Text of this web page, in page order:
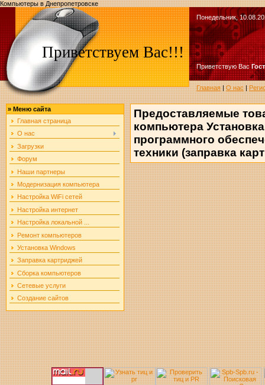
Компьютеры в Днепропетровске
Приветствуем Вас!!!
Понедельник,
Приветствую Вас
Главная|О нас|
» Меню сайта
Главная страница
О нас
Загрузки
Форум
Наши партнеры
Модернизация компьютера
Настройка WiFi сетей
Настройка интернет
Настройка локальной ...
Ремонт компьютеров
Установка Windows
Заправка картриджей
Сборка компьютеров
Сетевые услуги
Создание сайтов
Предоставляемые
компьютера
программного
техники (заправка